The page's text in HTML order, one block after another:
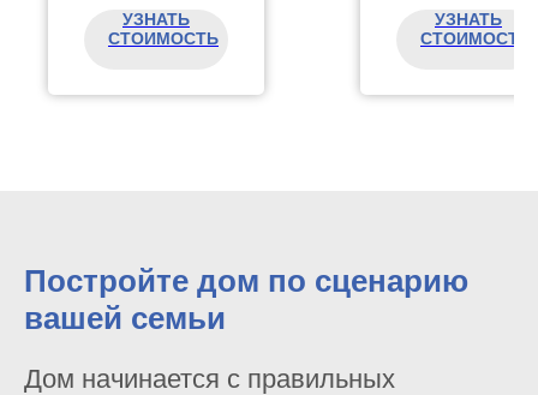
УЗНАТЬ
СТОИМОСТЬ
УЗНАТЬ
СТОИМОСТЬ
Постройте дом по сценарию
вашей семьи
Дом начинается с правильных